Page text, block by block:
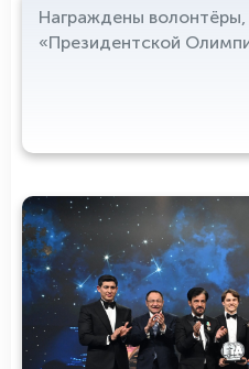
Награждены
«Президентской